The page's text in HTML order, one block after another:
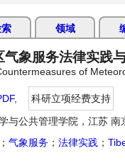
领域
象服务法律实践
of
,
科研立项经费支持
与公共管理学院，江苏 南
； 气象服务 ； 法律实践 ；